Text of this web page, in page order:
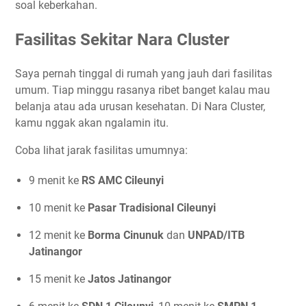
soal keberkahan.
Fasilitas Sekitar Nara Cluster
Saya pernah tinggal di rumah yang jauh dari fasilitas
umum. Tiap minggu rasanya ribet banget kalau mau
belanja atau ada urusan kesehatan. Di Nara Cluster,
kamu nggak akan ngalamin itu.
Coba lihat jarak fasilitas umumnya:
9 menit ke RS AMC Cileunyi
10 menit ke Pasar Tradisional Cileunyi
12 menit ke Borma Cinunuk dan UNPAD/ITB
Jatinangor
15 menit ke Jatos Jatinangor